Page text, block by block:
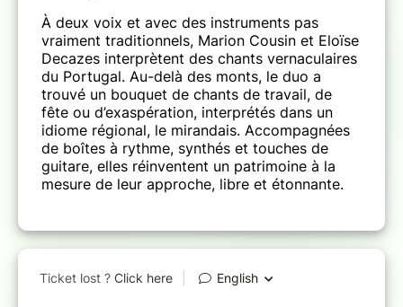
À deux voix et avec des instruments pas
vraiment traditionnels, Marion Cousin et Eloïse
Decazes interprètent des chants vernaculaires
du Portugal. Au-delà des monts, le duo a
trouvé un bouquet de chants de travail, de
fête ou d’exaspération, interprétés dans un
idiome régional, le mirandais. Accompagnées
de boîtes à rythme, synthés et touches de
guitare, elles réinventent un patrimoine à la
mesure de leur approche, libre et étonnante.